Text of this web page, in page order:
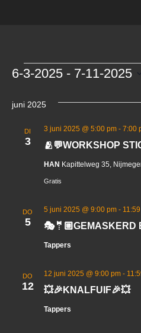
inhoud
6-3-2025 - 7-11-2025
een
juni 2025
DI
3 🫂💬WORKSHOP
3 juni 2025 @ 5:00 pm- 7:00
HAN Kapittelweg 35,
Gratis
DO
5 🎭🤵🏼GEMASKERD
5 juni 2025 @ 9:00 pm-
Tappers
DO
12 💥🎉KNALFUIF🎉💥
12 juni 2025 @ 9:00 pm-
Tappers